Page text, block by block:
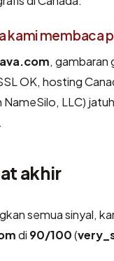
kami membaca
, gambaran
OK, hosting
LLC)
akhir
semua sinyal,
di 90/100(